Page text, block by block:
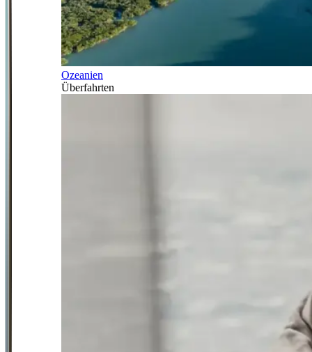
Ozeanien
Überfahrten